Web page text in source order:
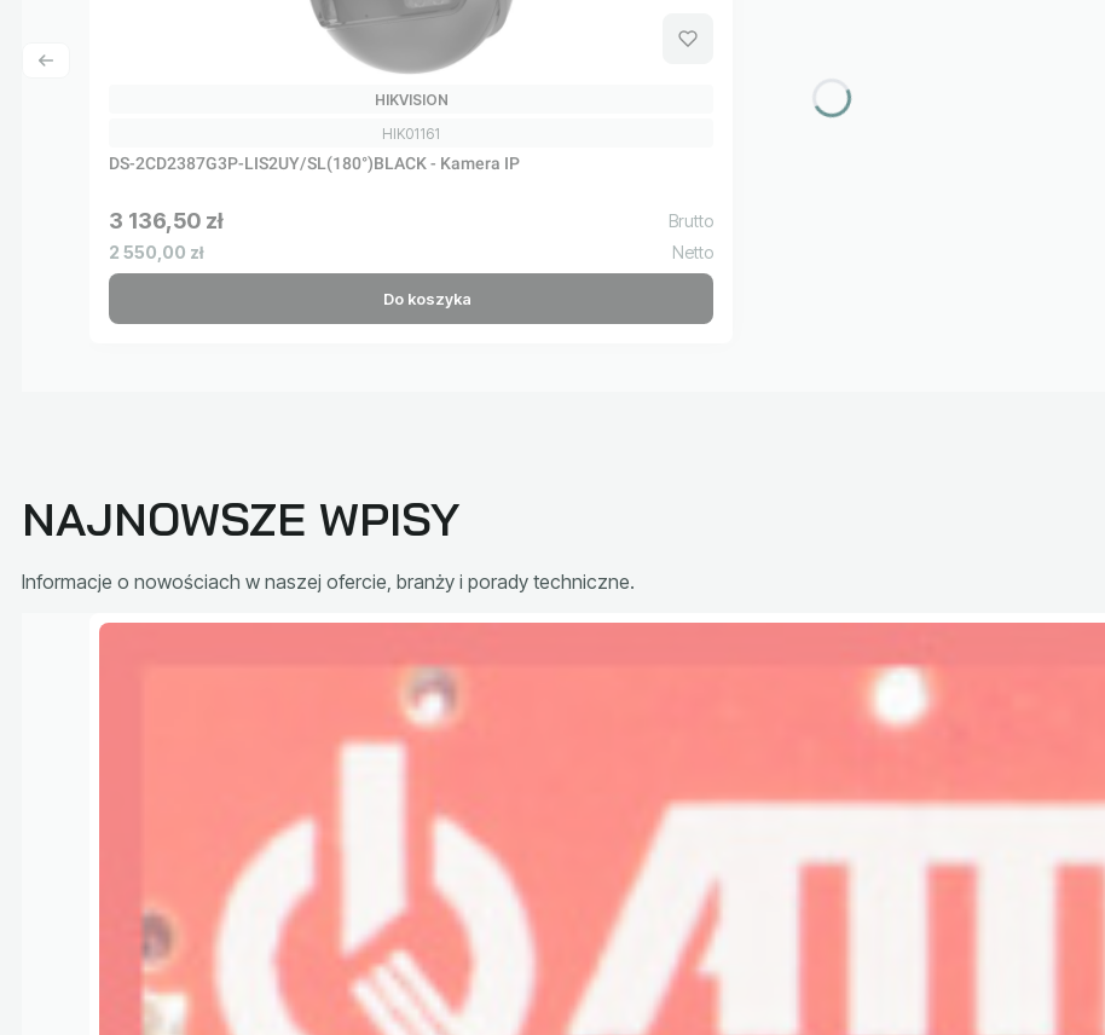
Kod produktu
HIK01161
DS-2CD2387G3P-LIS2UY/SL(180°)BLACK - Kamera IP
PRODUCENT
HIKVISION
Cena brutto
3 136,50 zł
Cena netto
2 550,00 zł
Do koszyka
NAJNOWSZE WPISY
Informacje o nowościach w naszej ofercie, branży i porady techniczne.